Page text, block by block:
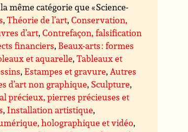
même catégorie que « Science-
,Théorie de l’art,Conservation,
d’art,Contrefaçon, falsification
financiers, Beaux-arts : formes
et aquarelle,Tableaux et
,Estampes et gravure,Autres
d’art non graphique, Sculpture,
précieux, pierres précieuses et
, Installation artistique,
holographique et vidéo,